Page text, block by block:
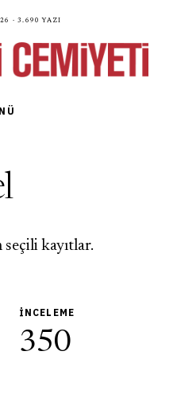
· 3.690 yazı
kayıtlar.
İNCELEME
350